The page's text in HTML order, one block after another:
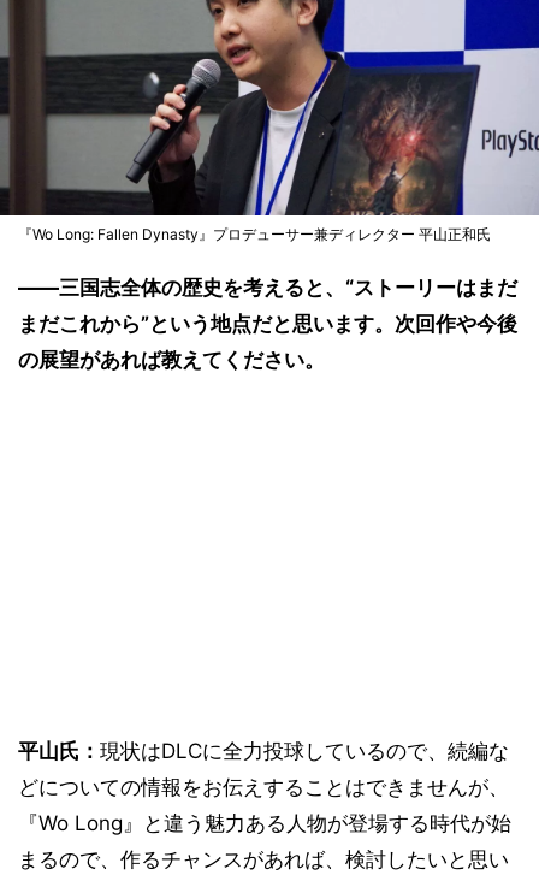
『Wo Long: Fallen Dynasty』プロデューサー兼ディレクター 平山正和氏
――三国志全体の歴史を考えると、“ストーリーはまだ
まだこれから”という地点だと思います。次回作や今後
の展望があれば教えてください。
平山氏： 現状はDLCに全力投球しているので、続編な
どについての情報をお伝えすることはできませんが、
『Wo Long』と違う魅力ある人物が登場する時代が始
まるので、作るチャンスがあれば、検討したいと思い